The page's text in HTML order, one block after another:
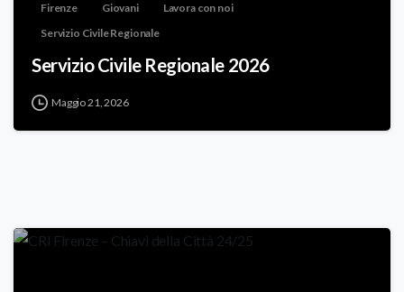
Firenze Giovani
Lavora con noi
Servizio Civile Regionale
Servizio Civile Regionale 2026
Maggio 21, 2026